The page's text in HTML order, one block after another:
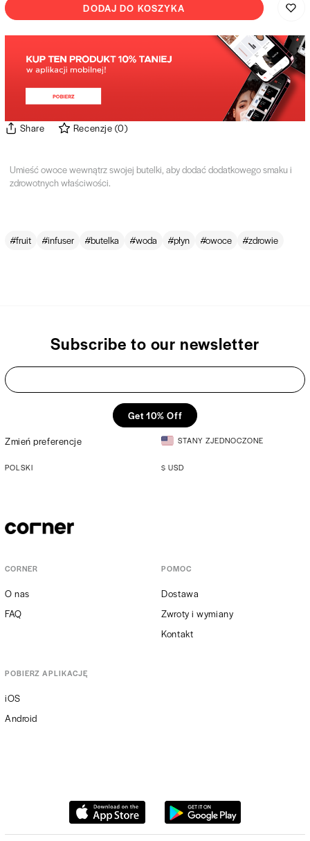
DODAJ DO KOSZYKA
Share Recenzje (0)
Umieść owoce wewnątrz swojej butelki, aby dodać dodatkowego smaku i
zdrowotnych właściwości.
fruit infuser butelka woda płyn owoce zdrowie
Subscribe to our newsletter
Get 10% Off
Zmień preferencje
STANY ZJEDNOCZONE
POLSKI $ USD
CORNER
O nas
FAQ
POMOC
Dostawa
Zwroty i wymiany
Kontakt
POBIERZ APLIKACJĘ
iOS
Android